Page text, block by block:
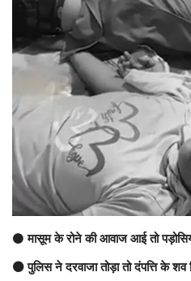
उत्तर प्रदेश
अंतर्राष्ट्रीय
कला संस्कृति
रेलवे
मनोरंजन
⚫मासूम के रोने की आवाज आई तो
⚫ पुलिस ने दरवाजा तोड़ा तो दंपत्ति के